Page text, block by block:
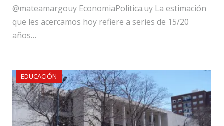
@mateamargouy EconomiaPolitica.uy La estimación
que les acercamos hoy refiere a series de 15/20
años…
EDUCACIÓN